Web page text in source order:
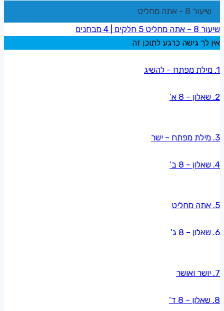
שיעור 8 - אתה מחליט
שיעור 8 – אתה מחליט
5 חלקים
4 מבחנים
אין לך גישה כרגע לתוכן זה
1. מילת מפתח – להשיג
2. שאלון – 8 א’
3. מילת מפתח – ישר
4. שאלון – 8 ב’
5. אתה מחליט
6. שאלון – 8 ג’
7. יושר ואושר
8. שאלון – 8 ד’